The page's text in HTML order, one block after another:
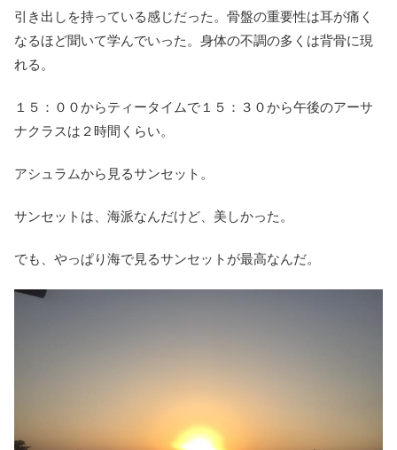
引き出しを持っている感じだった。骨盤の重要性は耳が痛く
なるほど聞いて学んでいった。身体の不調の多くは背骨に現
れる。
１５：００からティータイムで１５：３０から午後のアーサ
ナクラスは２時間くらい。
アシュラムから見るサンセット。
サンセットは、海派なんだけど、美しかった。
でも、やっぱり海で見るサンセットが最高なんだ。